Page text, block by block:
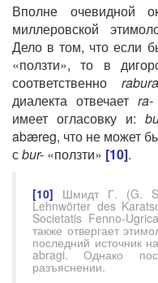
Вполне очевидной
миллеровской
Дело в том, что если
«ползти», то в
соответственно
диалекта отвечает ra-
имеет огласовку и:
abæreg, что не может
сbur- «ползти» [10].
[10] Шмидт Г. (G.
Lehnwörter des
Societatis Fenno-
также отвергает
последний источник
abragi. Однако
разъяснении.